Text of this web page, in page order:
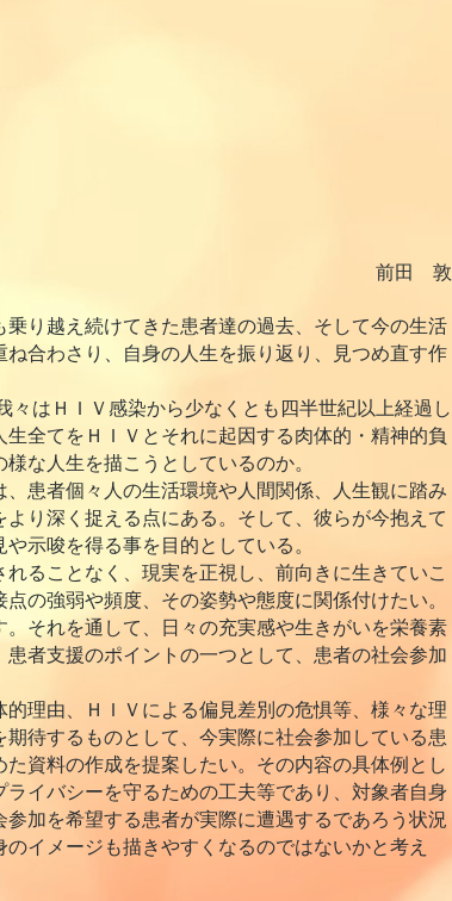
前田 敦
り越え続けてきた患者達の過去、そして今の生活
合わさり、自身の人生を振り返り、見つめ直す作
はＨＩＶ感染から少なくとも四半世紀以上経過し
全てをＨＩＶとそれに起因する肉体的・精神的負
な人生を描こうとしているのか。
患者個々人の生活環境や人間関係、人生観に踏み
り深く捉える点にある。そして、彼らが今抱えて
示唆を得る事を目的としている。
ることなく、現実を正視し、前向きに生きていこ
の強弱や頻度、その姿勢や態度に関係付けたい。
それを通して、日々の充実感や生きがいを栄養素
者支援のポイントの一つとして、患者の社会参加
理由、ＨＩＶによる偏見差別の危惧等、様々な理
待するものとして、今実際に社会参加している患
資料の作成を提案したい。その内容の具体例とし
イバシーを守るための工夫等であり、対象者自身
加を希望する患者が実際に遭遇するであろう状況
イメージも描きやすくなるのではないかと考え